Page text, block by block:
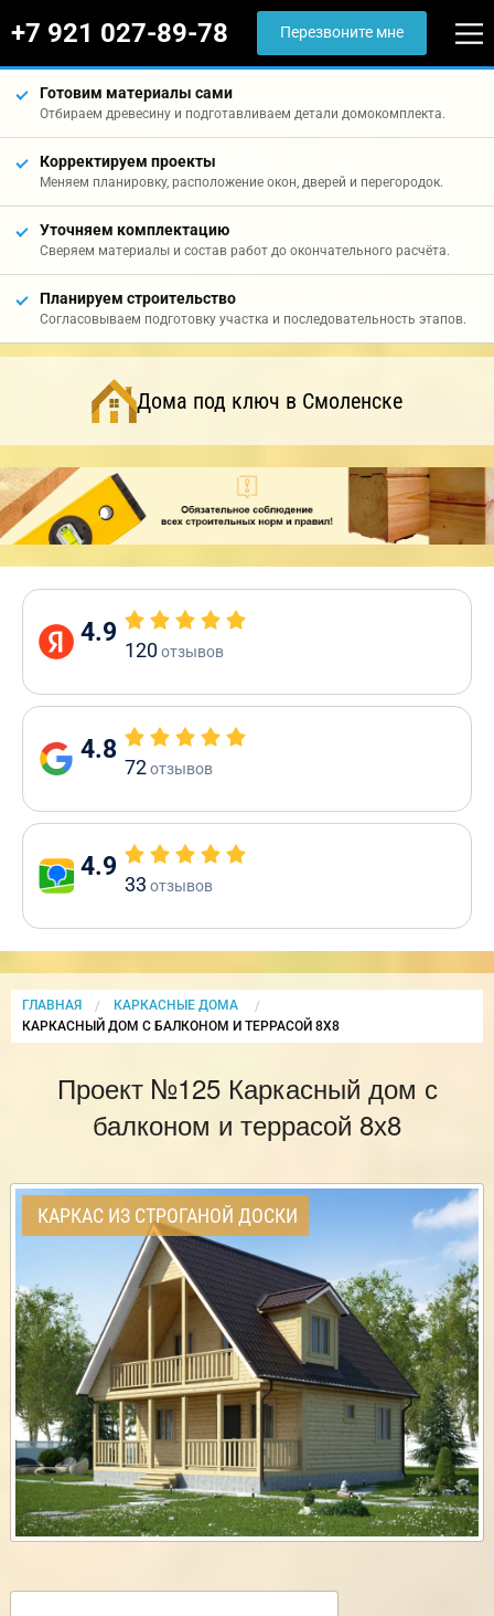
+7 921 027-89-78 Перезвоните мне
Готовим материалы сами
Отбираем древесину и подготавливаем детали домокомплекта.
Корректируем проекты
Меняем планировку, расположение окон, дверей и перегородок.
Уточняем комплектацию
Сверяем материалы и состав работ до окончательного расчёта.
Планируем строительство
Согласовываем подготовку участка и последовательность этапов.
Дома под ключ в Смоленске
4.9
120отзывов
4.8
72отзывов
4.9
33 отзывов
ГЛАВНАЯ
КАРКАСНЫЕ ДОМА
CURRENT:
КАРКАСНЫЙ ДОМ С БАЛКОНОМ И ТЕРРАСОЙ 8Х8
Проект №125 Каркасный дом с
балконом и террасой 8х8
КАРКАС ИЗ СТРОГАНОЙ ДОСКИ